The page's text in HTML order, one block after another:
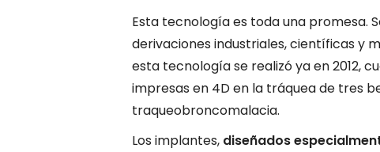
Esta tecnología es toda una promesa.
derivaciones industriales, científicas y
esta tecnología se realizó ya en 2012,
impresas en 4D en la tráquea de tres
traqueobroncomalacia.
Los implantes, diseñados